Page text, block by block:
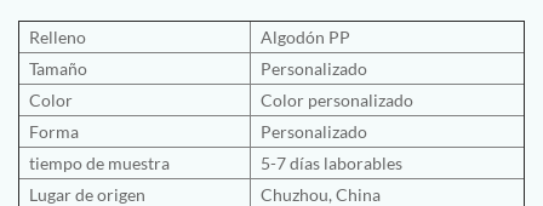
Relleno
Algodón PP
Tamaño
Personalizado
Color
Color personalizado
Forma
Personalizado
tiempo de muestra
5-7 días laborables
Lugar de origen
Chuzhou, China